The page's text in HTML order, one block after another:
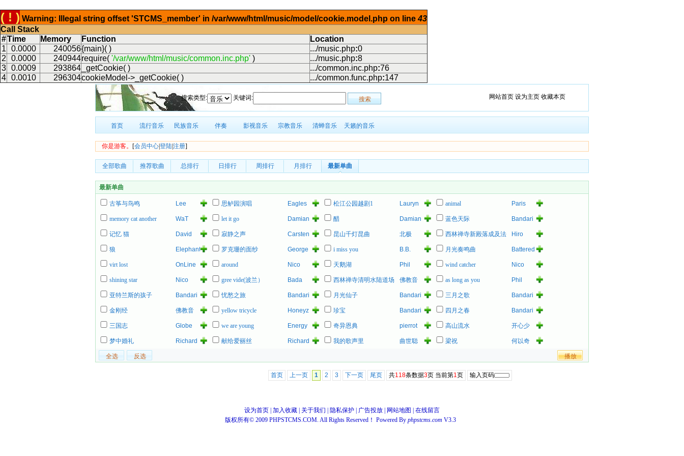
( ! ) Warning: Illegal string offset 'STCMS_member' in /var/www/html/music/model/cookie.model.php on line43
Call Stack
#Time Memory Function
Location
1
0.0000 240056{main}( ) .../music.php:0
2
0.0000 240944require( '/var/www/html/music/common.inc.php' ) .../music.php:8
3
0.0009 293864 _getCookie( ) .../common.inc.php:76
4
0.0010 296304cookieModel->_getCookie( ) .../common.func.php:147
搜索类型: 关键词: 网站首页 设为主页 收藏本页
首页 流行音乐 民族音乐 伴奏 影视音乐 宗教音乐 清蝉音乐 天籁的音乐
你是游客。 [会员中心登陆注册]
全部歌曲 推荐歌曲 总排行 日排行 周排行 月排行 最新单曲
最新单曲
古筝与鸟鸣
Lee
Parnell
思鲈园演唱
Eagles
Death
Metal
松江公园越剧1
Lauryn
animal
Paris
memory cat another
WaT let it go
Damian
醋
Damian
蓝色天际 Bandari
记忆 猫
David
寂静之声
Carsten
昆山千灯昆曲 北极
西林禅寺新殿落成及法
Hiro
狼
Elephant
罗克珊的面纱
George
i miss you
B.B.
月光奏鸣曲 Battered
virt lost OnLine around Nico 天鹅湖
Phil
wind catcher Nico
shining star Nico gree vide(波兰） Bada 西林禅寺清明水陆道场
佛教音
as long as you
Phil
亚特兰斯的孩子
Bandari 忧愁之旅 Bandari 月光仙子 Bandari 三月之歌 Bandari
金刚经
佛教音
yellow tricycle Honeyz 珍宝 Bandari 四月之春 Bandari
三国志 Globe we are young Energy 奇异恩典 pierrot 高山流水
开心少
梦中婚礼
Richard
献给爱丽丝
Richard
我的歌声里 曲世聪 梁祝 何以奇
首页 上一页 1 2 3 下一页 尾页 共118条数据3页 当前第1页 输入页码
设为首页 加入收藏 关于我们 隐私保护 广告投放 网站地图
在线留言
版权所有© 2009 PHPSTCMS.COM. All Rights Reserved！ Powered By phpstcms.com V3.3